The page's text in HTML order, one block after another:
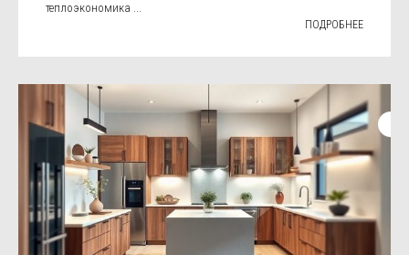
теплоэкономика ...
ПОДРОБНЕЕ